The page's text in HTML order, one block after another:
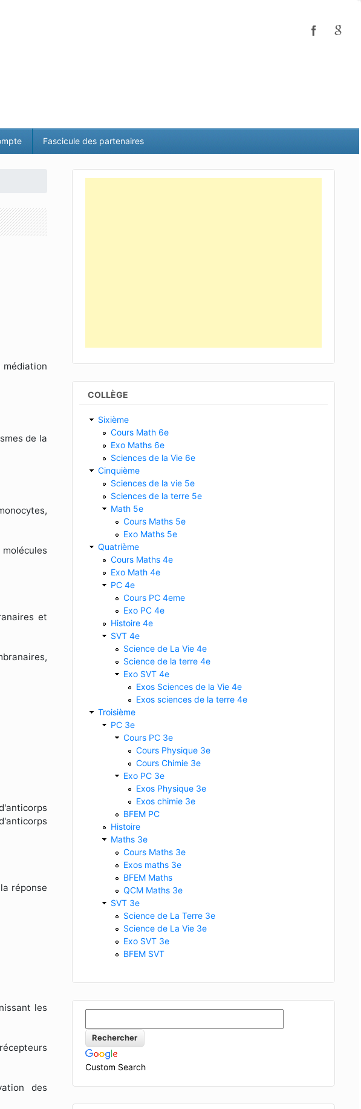
Fascicule des partenaires
médiation
de la
et
réponse
les
des
COLLÈGE
Sixième
Cours Math 6e
Exo Maths 6e
Sciences de la Vie 6e
Cinquième
Sciences de la vie 5e
Sciences de la terre 5e
Math 5e
Cours Maths 5e
Exo Maths 5e
Quatrième
Cours Maths 4e
Exo Math 4e
PC 4e
Cours PC 4eme
Exo PC 4e
Histoire 4e
SVT 4e
Science de La Vie 4e
Science de la terre 4e
Exo SVT 4e
Exos Sciences de la Vie 4e
Exos sciences de la terre 4e
Troisième
PC 3e
Cours PC 3e
Cours Physique 3e
Cours Chimie 3e
Exo PC 3e
Exos Physique 3e
Exos chimie 3e
BFEM PC
Histoire
Maths 3e
Cours Maths 3e
Exos maths 3e
BFEM Maths
QCM Maths 3e
SVT 3e
Science de La Terre 3e
Science de La Vie 3e
Exo SVT 3e
BFEM SVT
Custom Search